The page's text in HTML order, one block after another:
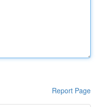
Report Page